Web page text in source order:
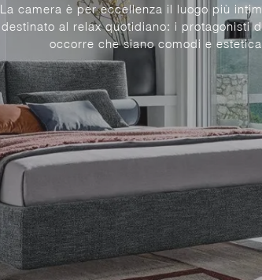
La camera è per eccellenza il luogo più
destinato al relax quotidiano: i protagonisti
occorre che siano comodi e